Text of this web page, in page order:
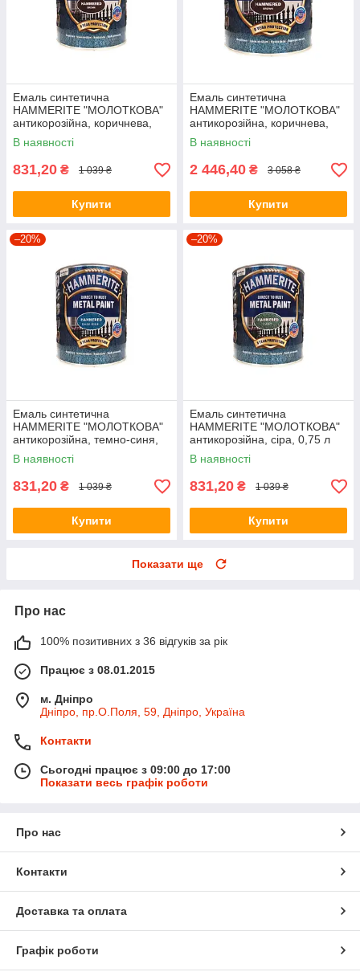
Емаль синтетична
HAMMERITE "МОЛОТКОВА"
антикорозійна, коричнева,
0,75 л
В наявності
831,20 ₴ 1 039 ₴
Купити
Емаль синтетична
HAMMERITE "МОЛОТКОВА"
антикорозійна, коричнева,
2,5 л
В наявності
2 446,40 ₴ 3 058 ₴
Купити
–20%
Емаль синтетична
HAMMERITE "МОЛОТКОВА"
антикорозійна, темно-синя,
0,75 л
В наявності
831,20 ₴ 1 039 ₴
Купити
–20%
Емаль синтетична
HAMMERITE "МОЛОТКОВА"
антикорозійна, сіра, 0,75 л
В наявності
831,20 ₴ 1 039 ₴
Купити
Показати ще
Про нас
100% позитивних з 36 відгуків за рік
Працює з 08.01.2015
м. Дніпро
Дніпро, пр.О.Поля, 59, Дніпро, Україна
Контакти
Сьогодні працює з 09:00 до 17:00
Показати весь графік роботи
Про нас
Контакти
Доставка та оплата
Графік роботи